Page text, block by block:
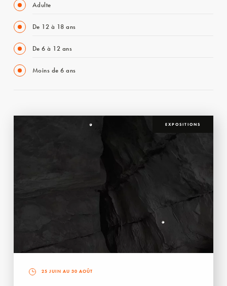
Adulte
De 12 à 18 ans
De 6 à 12 ans
Moins de 6 ans
EXPOSITIONS
25 JUIN AU 30 AOÛT